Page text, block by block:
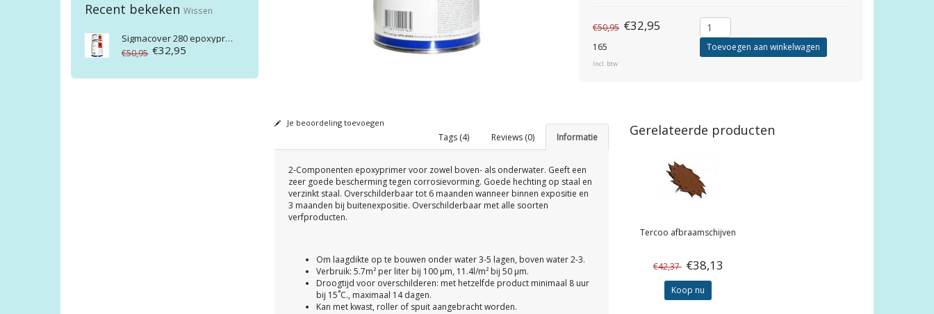
Recent bekeken Wissen
Sigmacover 280 epoxyprimer
€50,95 €32,95
€50,95 €32,95
165
Incl. btw
Toevoegen aan winkelwagen
Je beoordeling toevoegen
Informatie
Reviews (0)
Tags (4)
2-Componenten epoxyprimer voor zowel boven- als onderwater. Geeft een
zeer goede bescherming tegen corrosievorming. Goede hechting op staal en
verzinkt staal. Overschilderbaar tot 6 maanden wanneer binnen expositie en
3 maanden bij buitenexpositie. Overschilderbaar met alle soorten
verfproducten.
Om laagdikte op te bouwen onder water 3-5 lagen, boven water 2-3.
Verbruik: 5.7m²per liter bij 100 μm, 11.4l/m²bij 50 μm.
Droogtijd voor overschilderen: met hetzelfde product minimaal 8 uur
bij 15˚C., maximaal 14 dagen.
Kan met kwast, roller of spuit aangebracht worden.
Gerelateerde producten
Tercoo afbraamschijven
€42,37 €38,13
Koop nu